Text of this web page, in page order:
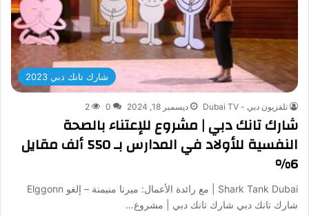
شارك تانك دبي 2023
تلفزيون دبي - Dubai TV ديسمبر 18, 2024 0
2
شارك تانك دبي | مشروع للإعتناء بالصحة
النفسية للأولاد في المدارس بـ 550 ألف مقايل
6%
Shark Tank Dubai | مع رائدة الأعمال: ميرنا منيمنة – إلغو Elggonn
شارك تانك دبي شارك تانك دبي | مشروع…